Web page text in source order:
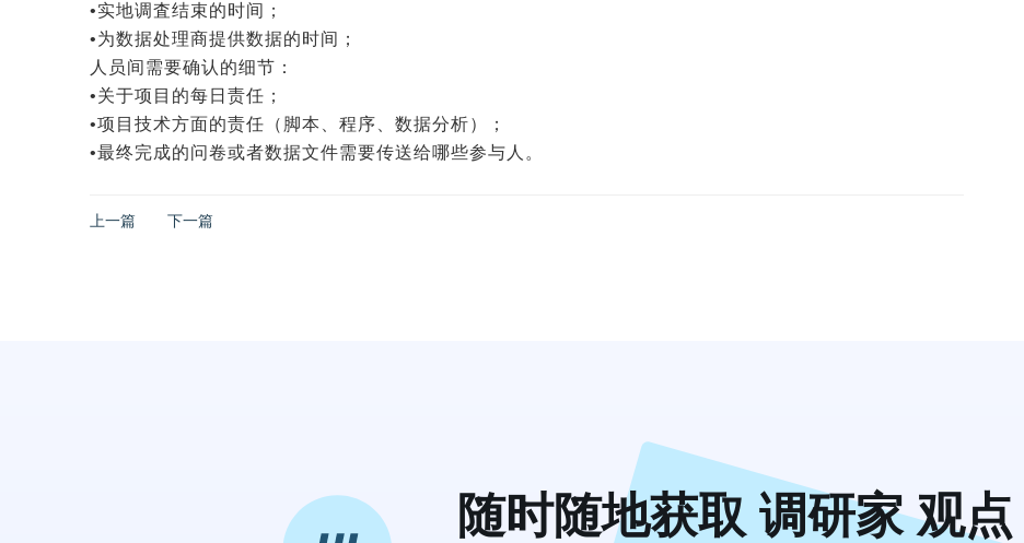
•实地调査结束的时间；
•为数据处理商提供数据的时间；
人员间需要确认的细节：
•关于项目的每日责任；
•项目技术方面的责任（脚本、程序、数据分析）；
•最终完成的问卷或者数据文件需要传送给哪些参与人。
上一篇 下一篇
随时随地获取 调研家 观点